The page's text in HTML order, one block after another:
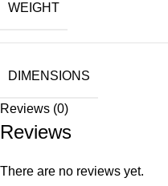
WEIGHT
DIMENSIONS
Reviews (0)
Reviews
There are no reviews yet.